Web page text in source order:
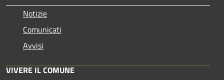
Notizie
Comunicati
Avvisi
VIVERE IL COMUNE